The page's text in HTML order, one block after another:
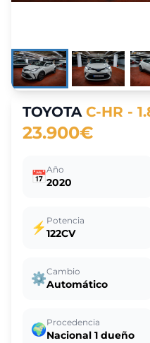
TOYOTA C-HR -
23.900€
📅Año
2020
⚡ Potencia
122CV
⚙️Cambio
Automático
🌍Procedencia
Nacional 1 dueño